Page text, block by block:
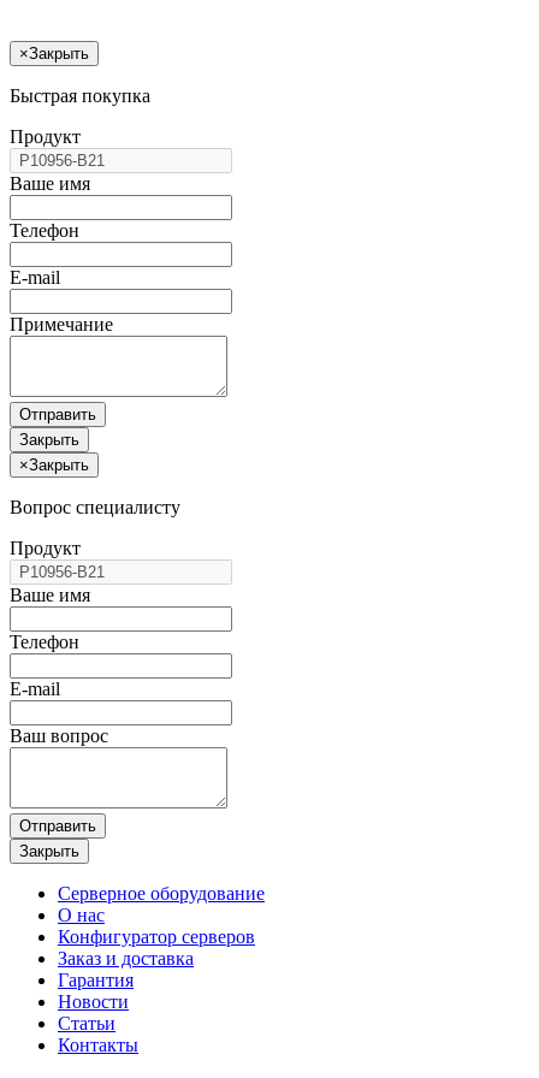
×Закрыть
Быстрая покупка
Продукт
Ваше имя
Телефон
E-mail
Примечание
Отправить
Закрыть
×Закрыть
Вопрос специалисту
Продукт
Ваше имя
Телефон
E-mail
Ваш вопрос
Отправить
Закрыть
Серверное оборудование
О нас
Конфигуратор серверов
Заказ и доставка
Гарантия
Новости
Статьи
Контакты